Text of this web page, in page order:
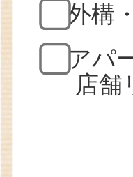
外構
アパ
店舗